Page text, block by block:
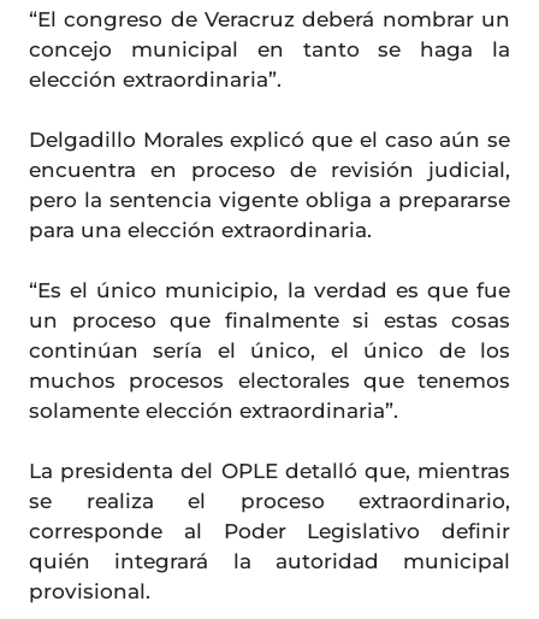
“El congreso de Veracruz deberá nombrar un
concejo municipal en tanto se haga la
elección extraordinaria”.
Delgadillo Morales explicó que el caso aún se
encuentra en proceso de revisión judicial,
pero la sentencia vigente obliga a prepararse
para una elección extraordinaria.
“Es el único municipio, la verdad es que fue
un proceso que finalmente si estas cosas
continúan sería el único, el único de los
muchos procesos electorales que tenemos
solamente elección extraordinaria”.
La presidenta del OPLE detalló que, mientras
se realiza el proceso extraordinario,
corresponde al Poder Legislativo definir
quién integrará la autoridad municipal
provisional.